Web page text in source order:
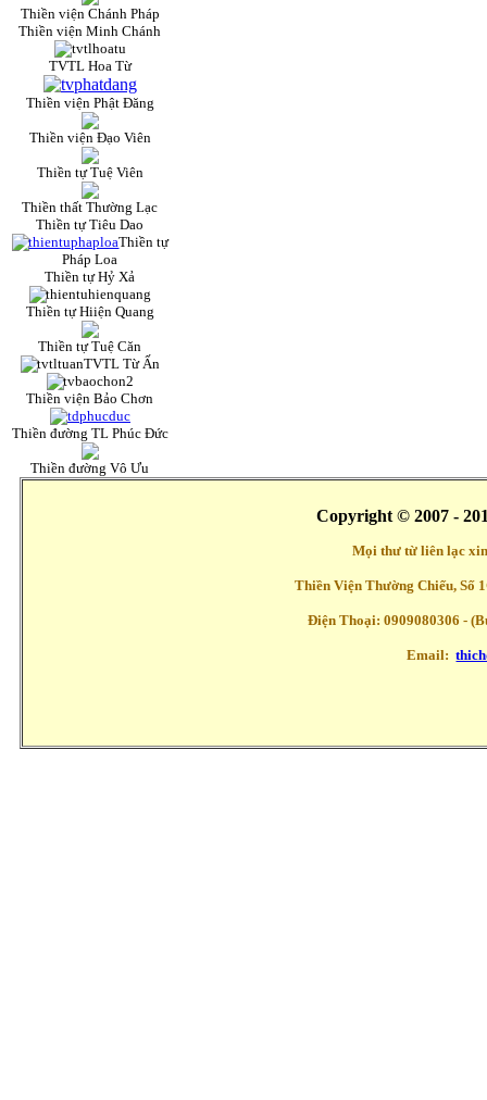
Thiền viện Chánh Pháp
Thiền viện Minh Chánh
TVTL Hoa Từ
Thiền viện Phật Đăng
Thiền viện Đạo Viên
Thiền tự Tuệ Viên
Thiền thất Thường Lạc
Thiền tự Tiêu Dao
Thiền tự
Pháp Loa
Thiền tự Hỷ Xả
Thiền tự Hiiện Quang
Thiền tự Tuệ Căn
TVTL Từ Ấn
Thiền viện Bảo Chơn
Thiền đường TL Phúc Đức
Thiền đường Vô Ưu
Copyright © 2007 -
Mọi thư từ liên lạc
Thiền Viện Thường Chiếu, Số
Điện Thoại: 0909080306 -
Email: